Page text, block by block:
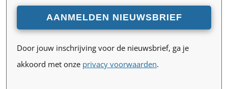
Door jouw inschrijving voor de nieuwsbrief, ga je
akkoord met onze privacy voorwaarden.